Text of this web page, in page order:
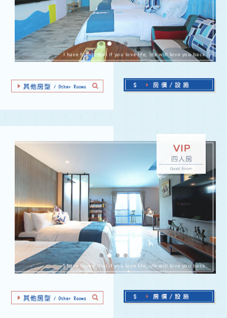
I have found that if you love life, life will love you back.
I have found that if you love life, life will love you back.